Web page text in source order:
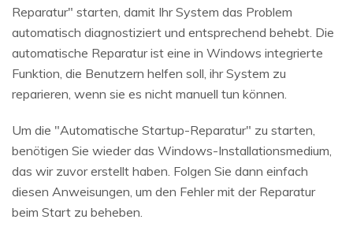
Reparatur" starten, damit Ihr System das Problem
automatisch diagnostiziert und entsprechend behebt. Die
automatische Reparatur ist eine in Windows integrierte
Funktion, die Benutzern helfen soll, ihr System zu
reparieren, wenn sie es nicht manuell tun können.
Um die "Automatische Startup-Reparatur" zu starten,
benötigen Sie wieder das Windows-Installationsmedium,
das wir zuvor erstellt haben. Folgen Sie dann einfach
diesen Anweisungen, um den Fehler mit der Reparatur
beim Start zu beheben.